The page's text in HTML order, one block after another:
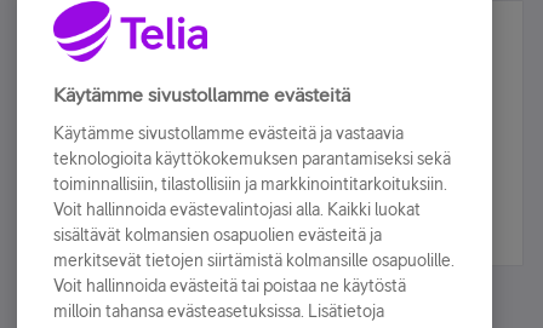
Älä jää paitsi – osallistu ja voita!
Tilaa Telian uutiskirje ja olet mukana arvonnassa.
sähköpostiisi.
Tilaa nyt
Käytämme sivustollamme evästeitä
Käytämme sivustollamme evästeitä ja vastaavia
teknologioita käyttökokemuksen parantamiseksi sekä
toiminnallisiin, tilastollisiin ja markkinointitarkoituksiin.
Voit hallinnoida evästevalintojasi alla. Kaikki luokat
sisältävät kolmansien osapuolien evästeitä ja
merkitsevät tietojen siirtämistä kolmansille osapuolille.
Voit hallinnoida evästeitä tai poistaa ne käytöstä
milloin tahansa evästeasetuksissa. Lisätietoja